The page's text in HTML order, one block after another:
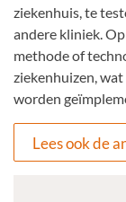
ziekenhuis, te
andere kliniek.
methode of
ziekenhuizen,
worden
Lees ook de